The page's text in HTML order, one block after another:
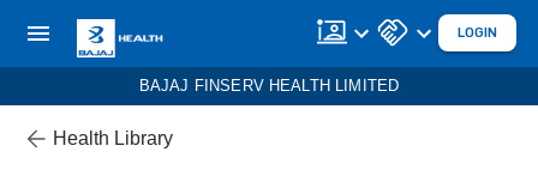
LOGIN
BAJAJ FINSERV HEALTH LIMITED
Health Library